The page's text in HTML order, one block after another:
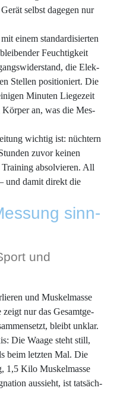
selbst dage­gen nur
einem stan­dar­di­sier­ten
Feuch­tig­keit
die Elek­
Stel­len posi­tio­niert. Die
Minu­ten Lie­ge­zeit
Kör­per an, was die Mes­
wich­tig ist: nüch­tern
zuvor kei­nen
absol­vie­ren. All
und damit direkt die
sinn­
und
und Mus­kel­mas­se
zeigt nur das Gesamt­ge­
bleibt unklar.
Die Waa­ge steht still,
beim letz­ten Mal. Die
1,5 Kilo Mus­kel­mas­se
aus­sieht, ist tat­säch­